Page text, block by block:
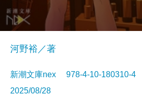
河野裕／著
新潮文庫nex 978-4-10-180310-
2025/08/28